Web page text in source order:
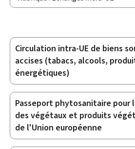
Sous-
rubriques
Circulation intra-UE de biens
accises (tabacs, alcools,
énergétiques)
Passeport phytosanitaire pour
des végétaux et produits
de l'Union européenne